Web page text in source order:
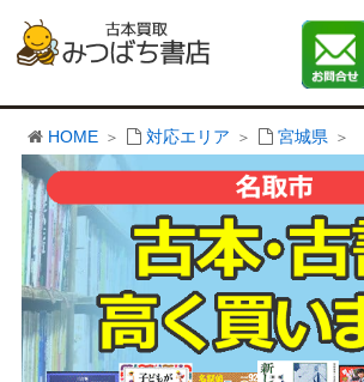
HOME 対応エリア 宮城県